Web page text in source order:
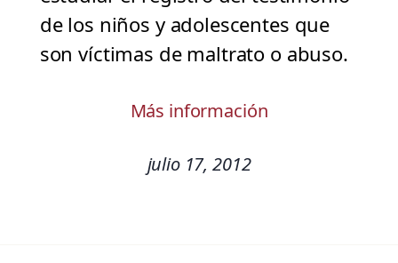
de los niños y adolescentes que
son víctimas de maltrato o abuso.
Más información
julio 17, 2012